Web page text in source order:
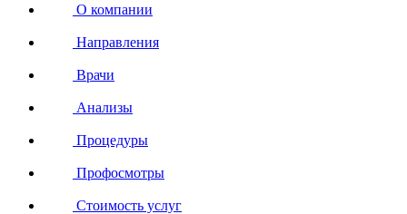
О компании
Направления
Врачи
Анализы
Процедуры
Профосмотры
Стоимость услуг